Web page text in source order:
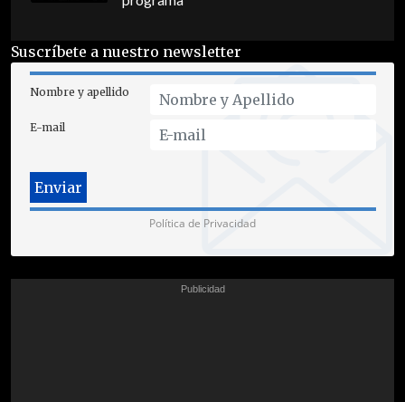
Suscríbete a nuestro newsletter
Nombre y apellido
E-mail
Política de Privacidad